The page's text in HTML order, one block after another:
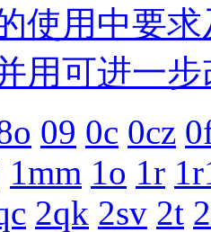
使用中要
用可进一
09 0c 0cz
1mm 1o 1r
2qk 2sv 2t